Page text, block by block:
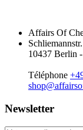
Affairs Of
10437 Berlin
Téléphone
Newsletter